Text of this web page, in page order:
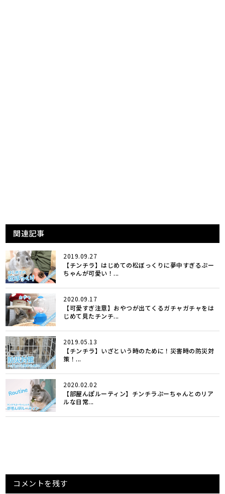
関連記事
2019.09.27
【チンチラ】はじめての松ぼっくりに夢中すぎるぷー
ちゃんが可愛い！...
2020.09.17
【可愛すぎ注意】おやつが出てくるガチャガチャをは
じめて見たチンチ...
2019.05.13
【チンチラ】いざという時のために！災害時の防災対
策！...
2020.02.02
【部屋んぽルーティン】チンチラぷーちゃんとのリア
ルな日常...
コメントを残す